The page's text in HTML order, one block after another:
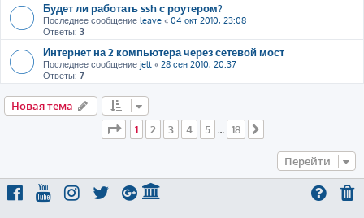
Будет ли работать ssh с роутером?
Последнее сообщение leave « 04 окт 2010, 23:08
Ответы: 3
Интернет на 2 компьютера через сетевой мост
Последнее сообщение jelt « 28 сен 2010, 20:37
Ответы: 7
Новая тема
Страница
из 18
1 2 3 4 5 … 18
Перейти